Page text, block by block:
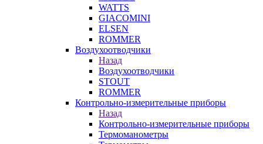
WATTS
GIACOMINI
ELSEN
ROMMER
Воздухоотводчики
Назад
Воздухоотводчики
STOUT
ROMMER
Контрольно-измерительные приборы
Назад
Контрольно-измерительные приборы
Термоманометры